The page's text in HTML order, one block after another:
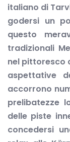
italiano di
godersi un
questo
tradizionali
nel pittoresco
aspettative
accorrono
prelibatezze
delle piste
concedersi